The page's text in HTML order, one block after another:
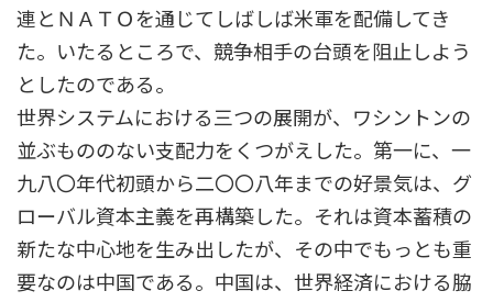
連とＮＡＴＯを通じてしばしば米軍を配備してき
た。いたるところで、競争相手の台頭を阻止しよう
としたのである。
世界システムにおける三つの展開が、ワシントンの
並ぶもののない支配力をくつがえした。第一に、一
九八〇年代初頭から二〇〇八年までの好景気は、グ
ローバル資本主義を再構築した。それは資本蓄積の
新たな中心地を生み出したが、その中でもっとも重
要なのは中国である。中国は、世界経済における脇